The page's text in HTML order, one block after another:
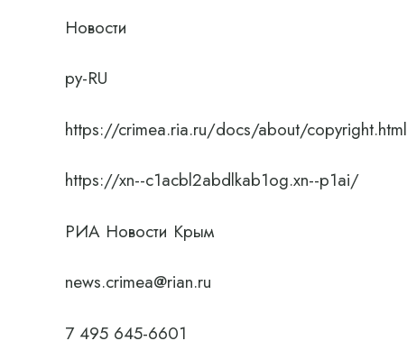
Новости
ру-RU
https://crimea.ria.ru/docs/about/copyright.html
https://xn--c1acbl2abdlkab1og.xn--p1ai/
РИА Новости Крым
news.crimea@rian.ru
7 495 645-6601